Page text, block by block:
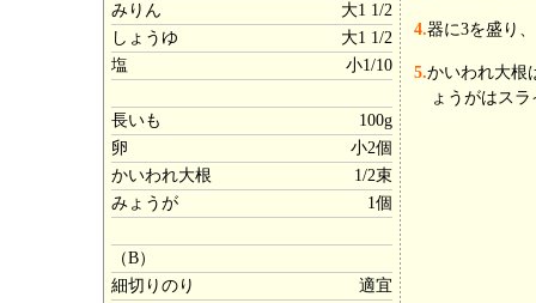
みりん
大1 1/2
しょうゆ
大1 1/2
塩
小1/10
長いも
100g
卵
小2個
かいわれ大根
1/2束
みょうが
1個
（B）
細切りのり
適宜
4.器に3を盛り
5.かいわれ大根
ょうがはス